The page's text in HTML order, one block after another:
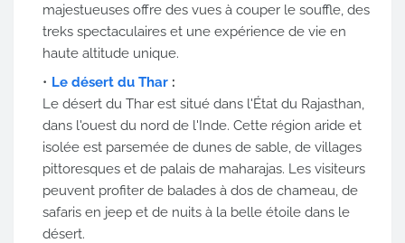
majestueuses offre des vues à couper le souffle, des
treks spectaculaires et une expérience de vie en
haute altitude unique.
Le désert du Thar :
Le désert du Thar est situé dans l'État du Rajasthan,
dans l'ouest du nord de l'Inde. Cette région aride et
isolée est parsemée de dunes de sable, de villages
pittoresques et de palais de maharajas. Les visiteurs
peuvent profiter de balades à dos de chameau, de
safaris en jeep et de nuits à la belle étoile dans le
désert.